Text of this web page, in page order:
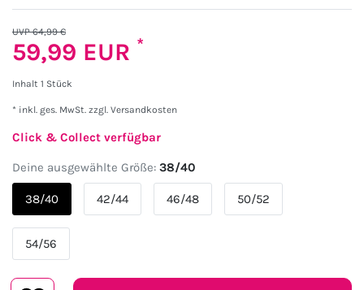
UVP 64,99 €
59,99 EUR *
Inhalt 1 Stück
* inkl. ges. MwSt. zzgl. Versandkosten
Click & Collect verfügbar
Deine ausgewählte Größe: 38/40
38/40 42/44 46/48 50/52
54/56